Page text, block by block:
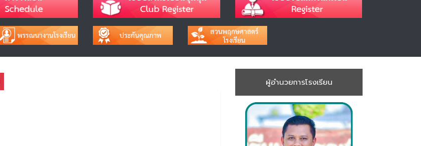
ผู้อำนวยการโรงเรียน